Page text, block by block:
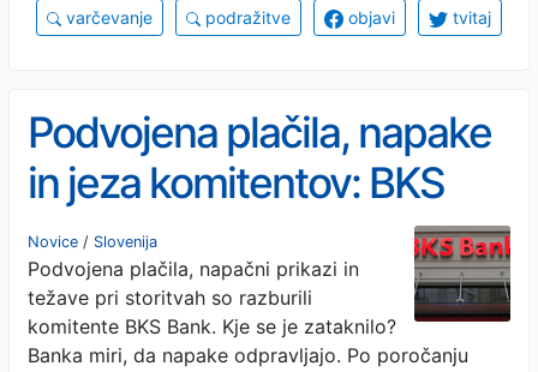
varčevanje podražitve objavi tvitaj
Podvojena plačila, napake
in jeza komitentov: BKS
Bank miri
Novice / Slovenija
Podvojena plačila, napačni prikazi in
težave pri storitvah so razburili
komitente BKS Bank. Kje se je zataknilo?
Banka miri, da napake odpravljajo. Po poročanju